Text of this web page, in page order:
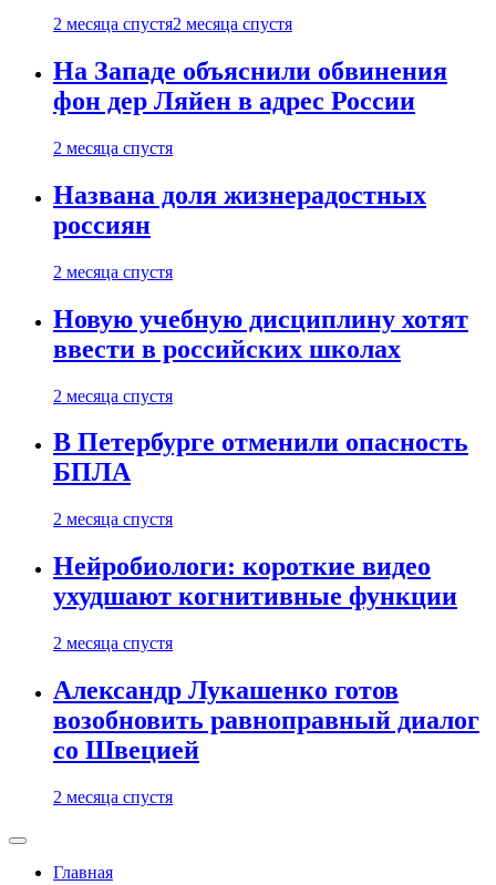
2 месяца спустя2 месяца спустя
На Западе объяснили обвинения
фон дер Ляйен в адрес России
2 месяца спустя
Названа доля жизнерадостных
россиян
2 месяца спустя
Новую учебную дисциплину хотят
ввести в российских школах
2 месяца спустя
В Петербурге отменили опасность
БПЛА
2 месяца спустя
Нейробиологи: короткие видео
ухудшают когнитивные функции
2 месяца спустя
Александр Лукашенко готов
возобновить равноправный диалог
со Швецией
2 месяца спустя
Главная